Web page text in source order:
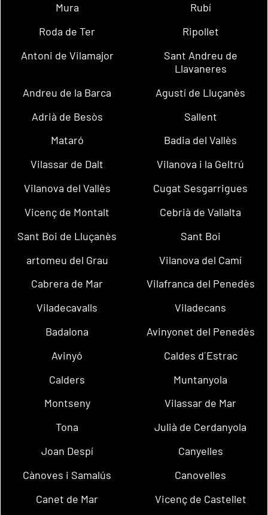
Mura
Rubí
Roda de Ter
Ripollet
Antoni de Vilamajor
Sant Andreu de
Llavaneres
Andreu de la Barca
Agustí de Lluçanès
Adrià de Besòs
Sallent
Mataró
Badia del Vallès
Vilassar de Dalt
Vilanova i la Geltrú
Vilanova del Vallès
Cugat Sesgarrigues
Vicenç de Montalt
Cebrià de Vallalta
Sant Boi de Lluçanès
Sant Boi
artomeu del Grau
Vilanova del Camí
Cabrera de Mar
Vilafranca del Penedès
Viladecavalls
Viladecans
Badalona
Avinyonet del Penedès
Avinyó
Caldes d´Estrac
Calders
Muntanyola
Montseny
Vilassar de Mar
Tona
Julià de Cerdanyola
Joan Despí
Canyelles
Cànoves i Samalús
Canovelles
Canet de Mar
Vicenç de Castellet